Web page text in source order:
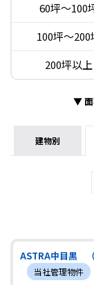
60坪〜100
100坪〜200
200坪以上
▼
建物別
ASTRA中目黒 （
当社管理物件